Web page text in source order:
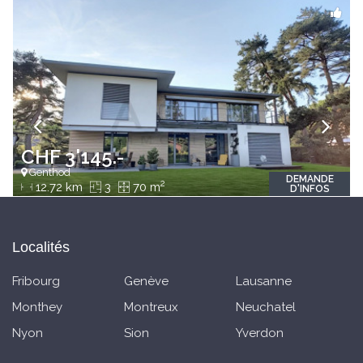
CHF 3'145.-
Genthod
12.72 km 3 70 m2
DEMANDE
D'INFOS
Localités
Fribourg Genève
Lausanne
Monthey
Montreux
Neuchatel
Nyon
Sion Yverdon